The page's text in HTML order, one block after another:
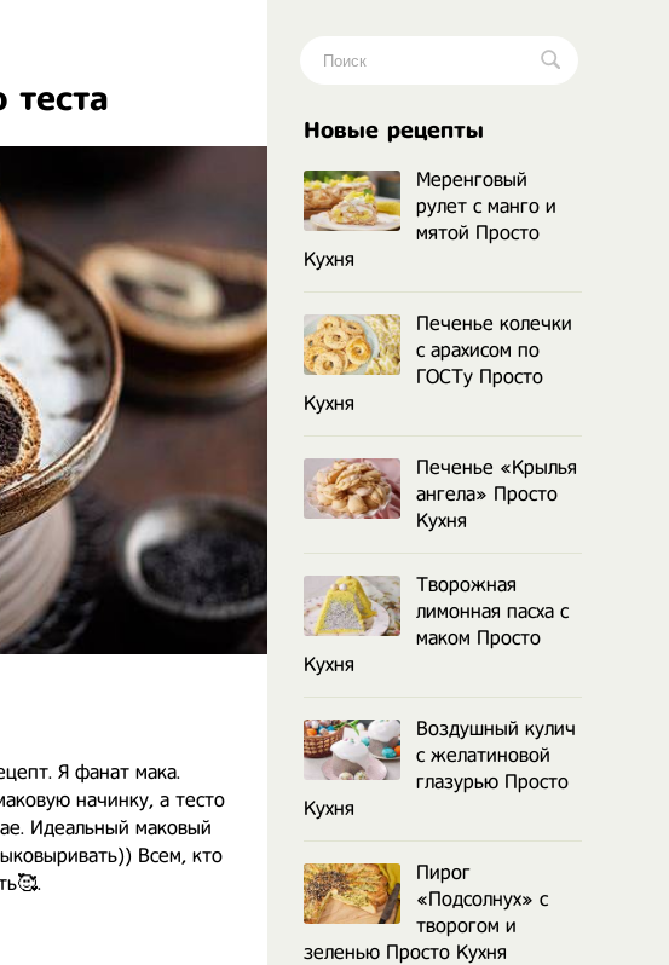
Я фанат мака.
начинку, а тесто
Идеальный маковый
Всем, кто
Новые рецепты
Меренговый
рулет с манго и
мятой Просто
Кухня
Печенье колечки
с арахисом по
ГОСТу Просто
Кухня
Печенье «Крылья
ангела» Просто
Кухня
Творожная
лимонная пасха с
маком Просто
Кухня
Воздушный кулич
с желатиновой
глазурью Просто
Кухня
Пирог
«Подсолнух» с
творогом и
зеленью Просто Кухня